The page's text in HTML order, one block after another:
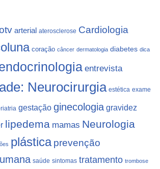
arterial aterosclerose Cardiologia
coração câncer dermatologia diabetes dica
entrevista
Neurocirurgia estética exame
gestação ginecologia gravidez
lipedema mamas Neurologia
plástica prevenção
saúde sintomas tratamento trombose